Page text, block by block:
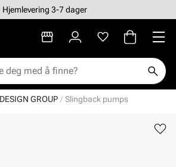
Hjemlevering 3-7 dager
GROUP Slingback pumps